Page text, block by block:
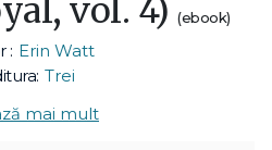
vol. 4) (ebook)
: Erin Watt
Trei
mai mult